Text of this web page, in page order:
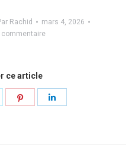
Rachid
mars 4, 2026
commentaire
ce article
Partager